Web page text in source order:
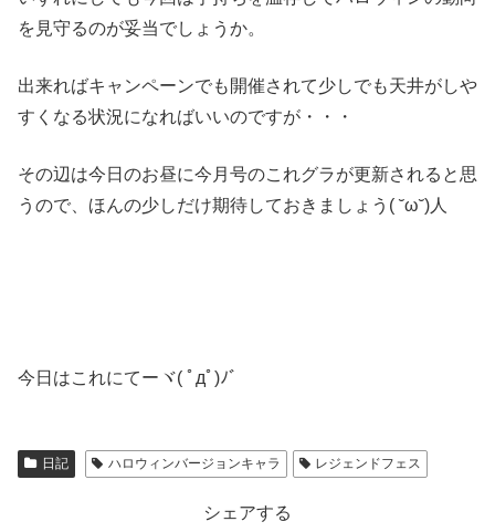
を見守るのが妥当でしょうか。
出来ればキャンペーンでも開催されて少しでも天井がしや
すくなる状況になればいいのですが・・・
その辺は今日のお昼に今月号のこれグラが更新されると思
うので、ほんの少しだけ期待しておきましょう( ˘ω˘)人
今日はこれにてーヾ( ﾟдﾟ)ﾉ゛
日記 ハロウィンバージョンキャラ レジェンドフェス
シェアする